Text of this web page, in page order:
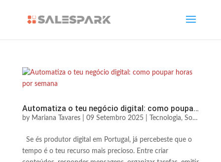
Automatiza o teu negócio digital: como poupar horas por semana
by Mariana Tavares| 09 Setembro 2025| Tecnologia, Software & Automação
Se és produtor digital em Portugal, já percebeste que o
tempo é o teu recurso mais precioso. Entre criar